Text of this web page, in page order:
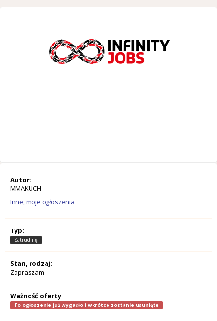
Autor:
MMAKUCH
Inne, moje ogłoszenia
Typ:
Zatrudnię
Stan, rodzaj:
Zapraszam
Ważność oferty:
To ogłoszenie już wygasło i wkrótce zostanie usunięte